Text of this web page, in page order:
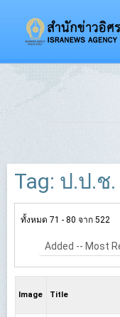
Tag: ป.ป.ช.
ทั้งหมด 71 - 80 จาก 522
Image Title